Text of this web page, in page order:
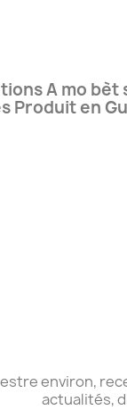
A mo bèt
Produit en
environ,
actualités,